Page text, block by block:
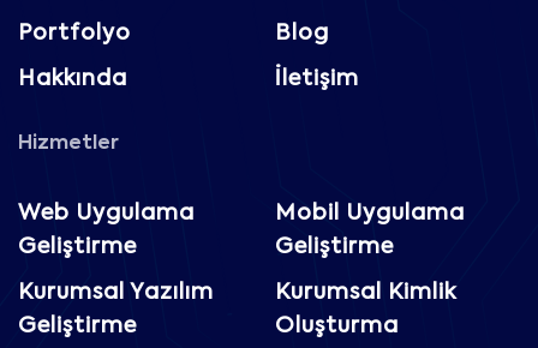
Portfolyo Blog
Hakkında İletişim
Hizmetler
Web Uygulama
Geliştirme
Mobil Uygulama
Geliştirme
Kurumsal Yazılım
Geliştirme
Kurumsal Kimlik
Oluşturma